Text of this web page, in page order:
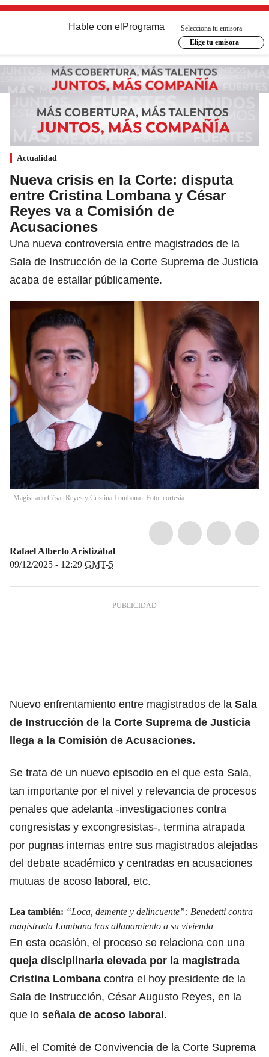
Hable con el Programa
Selecciona tu emisora
Elige tu emisora
Actualidad
Nueva crisis en la Corte: disputa
entre Cristina Lombana y César
Reyes va a Comisión de
Acusaciones
Una nueva controversia entre magistrados de la
Sala de Instrucción de la Corte Suprema de Justicia
acaba de estallar públicamente.
Magistrado César Reyes y Cristina Lombana.. Foto: cortesía.
Rafael Alberto Aristizábal
09/12/2025 - 12:29 GMT-5
Nuevo enfrentamiento entre magistrados de la Sala
de Instrucción de la Corte Suprema de Justicia
llega a la Comisión de Acusaciones.
Se trata de un nuevo episodio en el que esta Sala,
tan importante por el nivel y relevancia de procesos
penales que adelanta -investigaciones contra
congresistas y excongresistas-, termina atrapada
por pugnas internas entre sus magistrados alejadas
del debate académico y centradas en acusaciones
mutuas de acoso laboral, etc.
Lea también: “Loca, demente y delincuente”: Benedetti contra
magistrada Lombana tras allanamiento a su vivienda
En esta ocasión, el proceso se relaciona con una
queja disciplinaria elevada por la magistrada
Cristina Lombana contra el hoy presidente de la
Sala de Instrucción, César Augusto Reyes, en la
que lo señala de acoso laboral.
Allí, el Comité de Convivencia de la Corte Suprema